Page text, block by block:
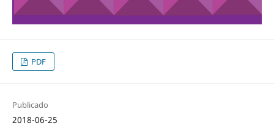
PDF
Publicado
2018-06-25